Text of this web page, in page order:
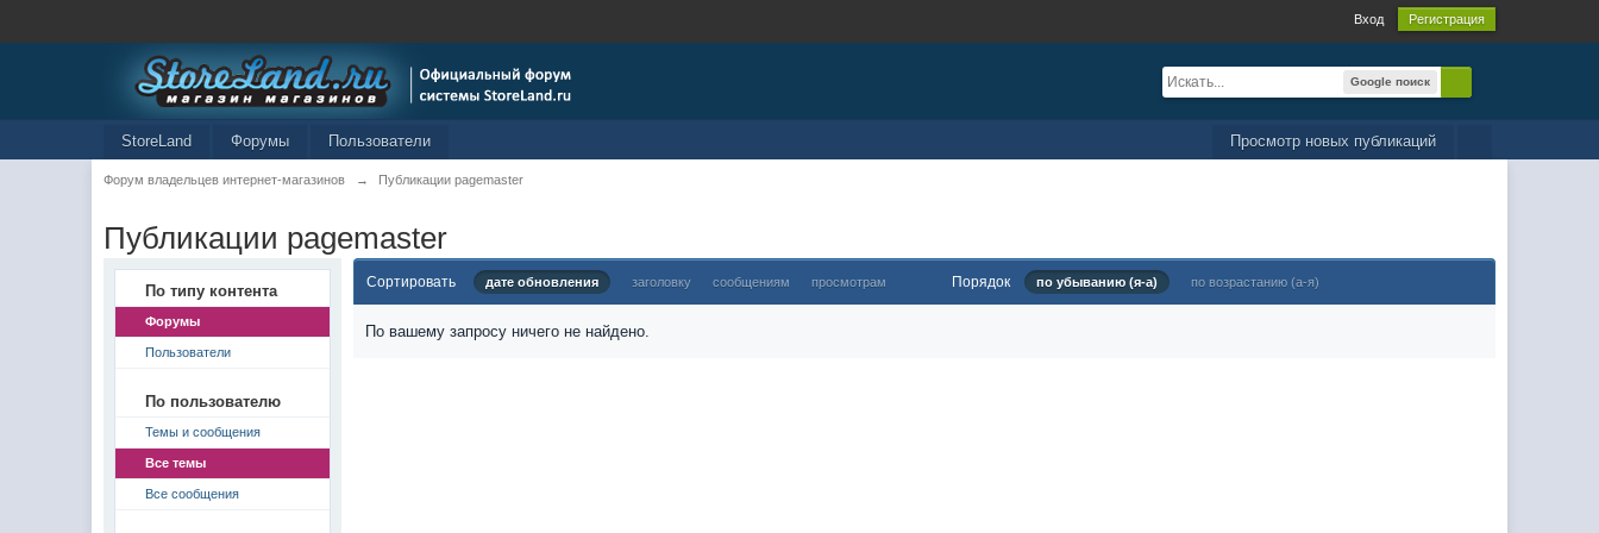
Вход Регистрация
Google поиск
Просмотр новых публикаций
StoreLand Форумы Пользователи
Форум владельцев интернет-магазинов → Публикации pagemaster
Публикации pagemaster
По типу контента
Форумы
Пользователи
По пользователю
Темы и сообщения
Все темы
Все сообщения
Сортировать дате обновления заголовку сообщениям просмотрам Порядок по убыванию (я-а) по возрастанию (а-я)
По вашему запросу ничего не найдено.